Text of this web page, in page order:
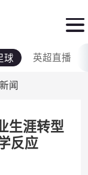
球 英超直播
闻
生涯转型
反应